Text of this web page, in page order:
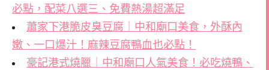
必點，配菜八選三、免費熱湯超滿足
蕭家下港脆皮臭豆腐｜中和廟口美食，外酥內
嫩、一口爆汁！麻辣豆腐鴨血也必點！
豪記港式燒臘｜中和廟口人氣美食！必吃燒鴨、